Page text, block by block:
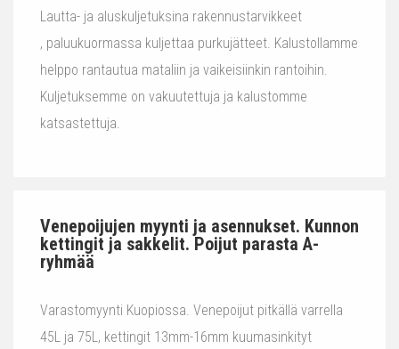
Lautta- ja aluskuljetuksina rakennustarvikkeet
, paluukuormassa kuljettaa purkujätteet. Kalustollamme
helppo rantautua mataliin ja vaikeisiinkin rantoihin.
Kuljetuksemme on vakuutettuja ja kalustomme
katsastettuja.
Venepoijujen myynti ja asennukset. Kunnon
kettingit ja sakkelit. Poijut parasta A-
ryhmää
Varastomyynti Kuopiossa. Venepoijut pitkällä varrella
45L ja 75L, kettingit 13mm-16mm kuumasinkityt